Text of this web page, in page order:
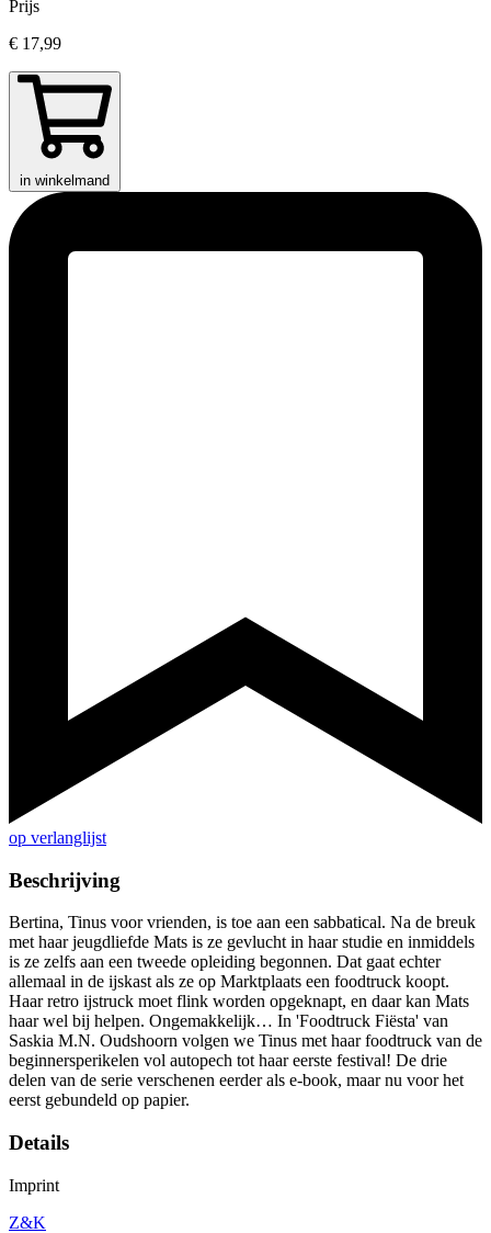
Prijs
€ 17,99
in winkelmand
op verlanglijst
Beschrijving
Bertina, Tinus voor vrienden, is toe aan een sabbatical. Na de breuk
met haar jeugdliefde Mats is ze gevlucht in haar studie en inmiddels
is ze zelfs aan een tweede opleiding begonnen. Dat gaat echter
allemaal in de ijskast als ze op Marktplaats een foodtruck koopt.
Haar retro ijstruck moet flink worden opgeknapt, en daar kan Mats
haar wel bij helpen. Ongemakkelijk… In 'Foodtruck Fiësta' van
Saskia M.N. Oudshoorn volgen we Tinus met haar foodtruck van de
beginnersperikelen vol autopech tot haar eerste festival! De drie
delen van de serie verschenen eerder als e-book, maar nu voor het
eerst gebundeld op papier.
Details
Imprint
Z&K